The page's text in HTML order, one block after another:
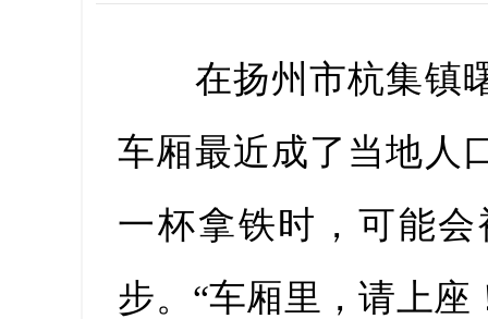
在扬州市杭集镇曙
车厢最近成了当地人
一杯拿铁时，可能
步。“车厢里，请上